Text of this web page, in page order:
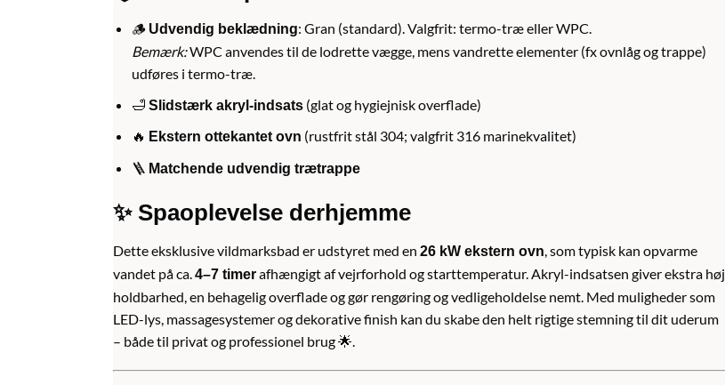
🪵 Udvendig beklædning: Gran (standard). Valgfrit: termo-træ eller WPC.
Bemærk:WPC anvendes til de lodrette vægge, mens vandrette elementer (fx ovnlåg og trappe)
udføres i termo-træ.
🛁 Slidstærk akryl-indsats(glat og hygiejnisk overflade)
🔥 Ekstern ottekantet ovn (rustfrit stål 304; valgfrit 316 marinekvalitet)
🪜 Matchende udvendig trætrappe
✨ Spaoplevelse derhjemme
Dette eksklusive vildmarksbad er udstyret med en 26 kW ekstern ovn , som typisk kan opvarme
vandet på ca. 4–7 timerafhængigt af vejrforhold og starttemperatur. Akryl-indsatsen giver ekstra høj
holdbarhed, en behagelig overflade og gør rengøring og vedligeholdelse nemt. Med muligheder som
LED-lys, massagesystemer og dekorative finish kan du skabe den helt rigtige stemning til dit uderum
– både til privat og professionel brug 🌟.